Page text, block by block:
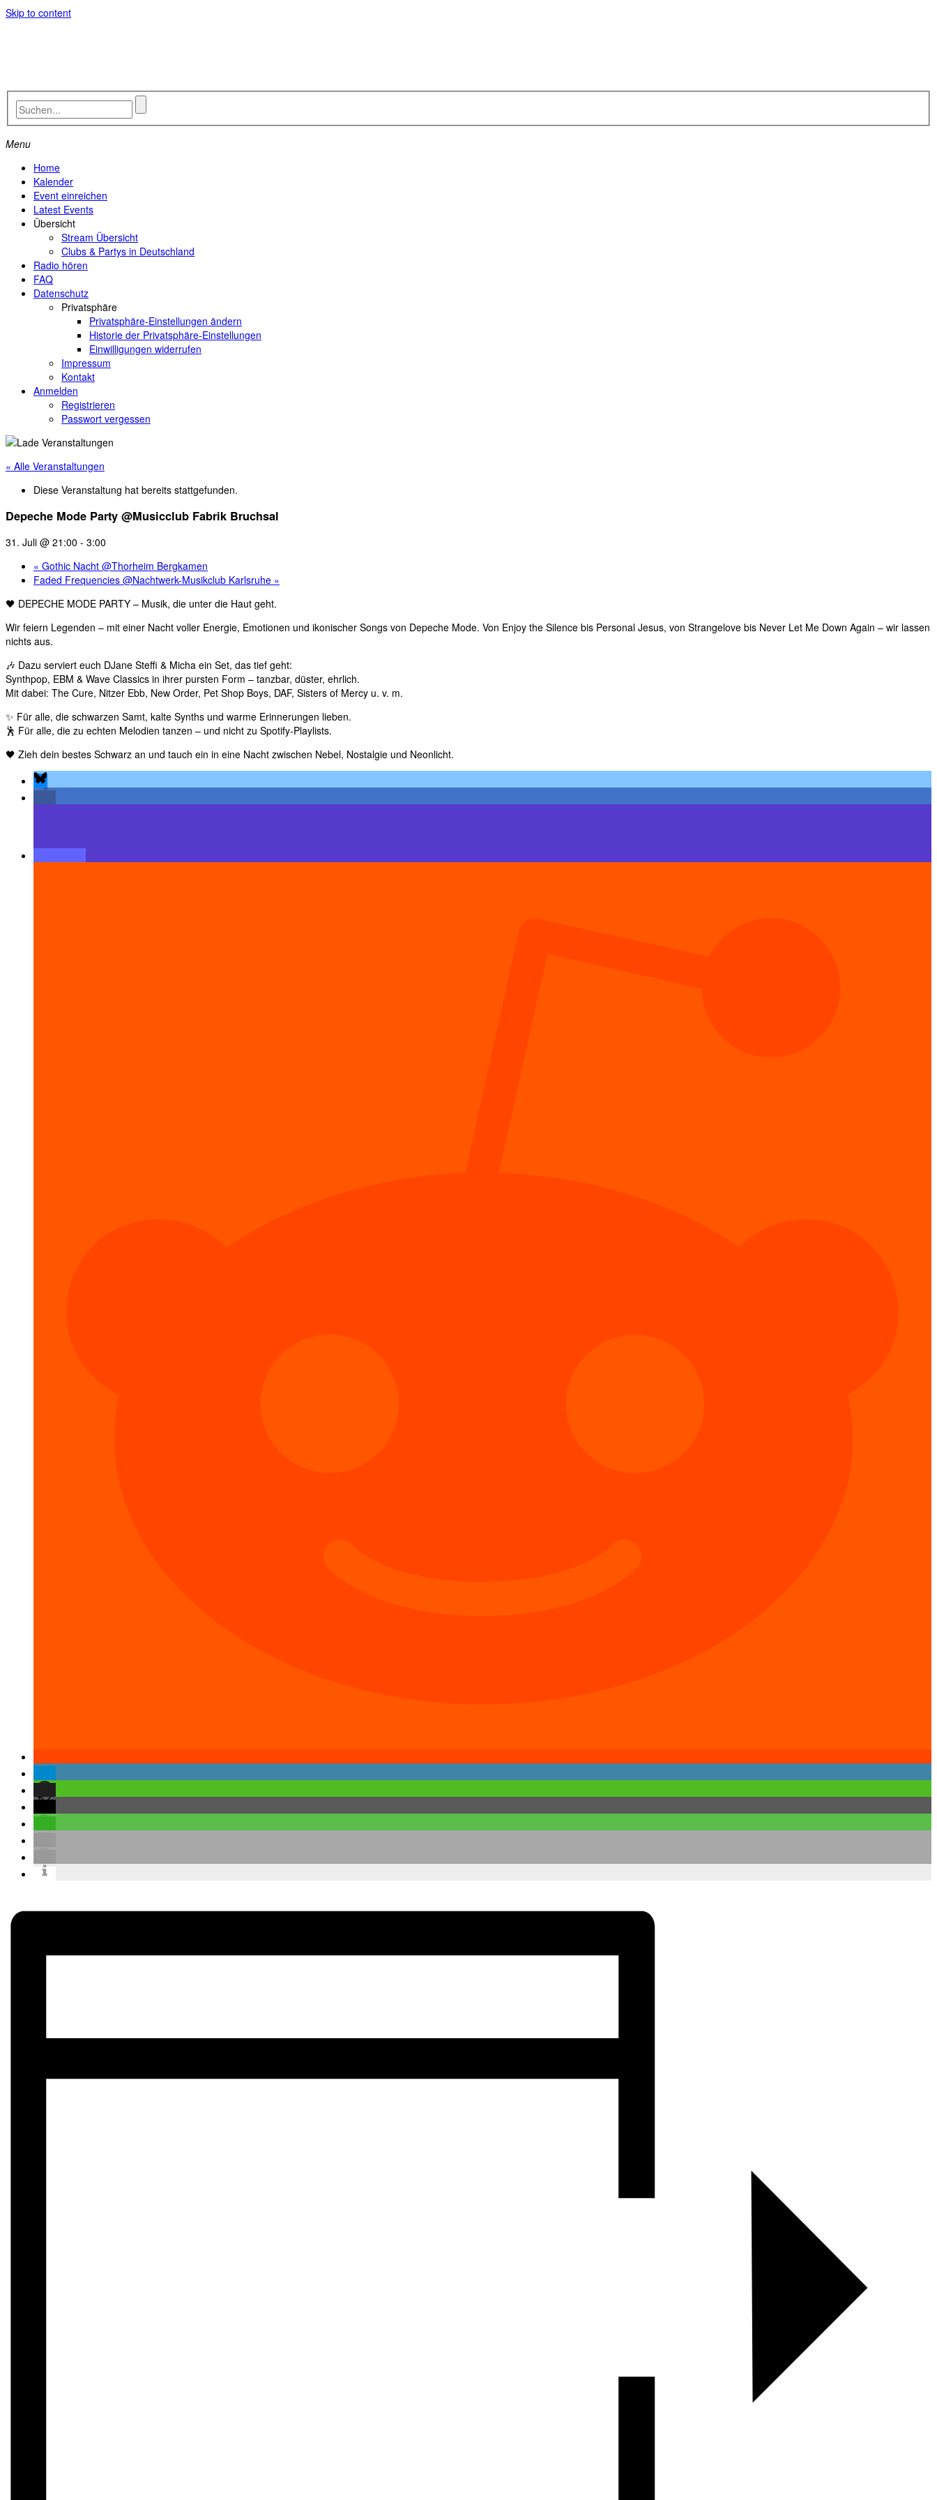
Skip to content
Menu
Home
Kalender
Event einreichen
Latest Events
Übersicht
Stream Übersicht
Clubs & Partys in Deutschland
Radio hören
FAQ
Datenschutz
Privatsphäre
Privatsphäre-Einstellungen ändern
Historie der Privatsphäre-Einstellungen
Einwilligungen widerrufen
Impressum
Kontakt
Anmelden
Registrieren
Passwort vergessen
« Alle Veranstaltungen
Diese Veranstaltung hat bereits stattgefunden.
Depeche Mode Party @Musicclub Fabrik Bruchsal
31. Juli @ 21:00 - 3:00
« Gothic Nacht @Thorheim Bergkamen
Faded Frequencies @Nachtwerk-Musikclub Karlsruhe »
🖤 DEPECHE MODE PARTY – Musik, die unter die Haut geht.
Wir feiern Legenden – mit einer Nacht voller Energie, Emotionen und ikonischer Songs von Depeche Mode. Von Enjoy the Silence bis Personal Jesus, von Strangelove bis Never Let Me Down Again – wir lassen
nichts aus.
🎶 Dazu serviert euch DJane Steffi & Micha ein Set, das tief geht:
Synthpop, EBM & Wave Classics in ihrer pursten Form – tanzbar, düster, ehrlich.
Mit dabei: The Cure, Nitzer Ebb, New Order, Pet Shop Boys, DAF, Sisters of Mercy u. v. m.
✨ Für alle, die schwarzen Samt, kalte Synths und warme Erinnerungen lieben.
🕺 Für alle, die zu echten Melodien tanzen – und nicht zu Spotify-Playlists.
🖤 Zieh dein bestes Schwarz an und tauch ein in eine Nacht zwischen Nebel, Nostalgie und Neonlicht.